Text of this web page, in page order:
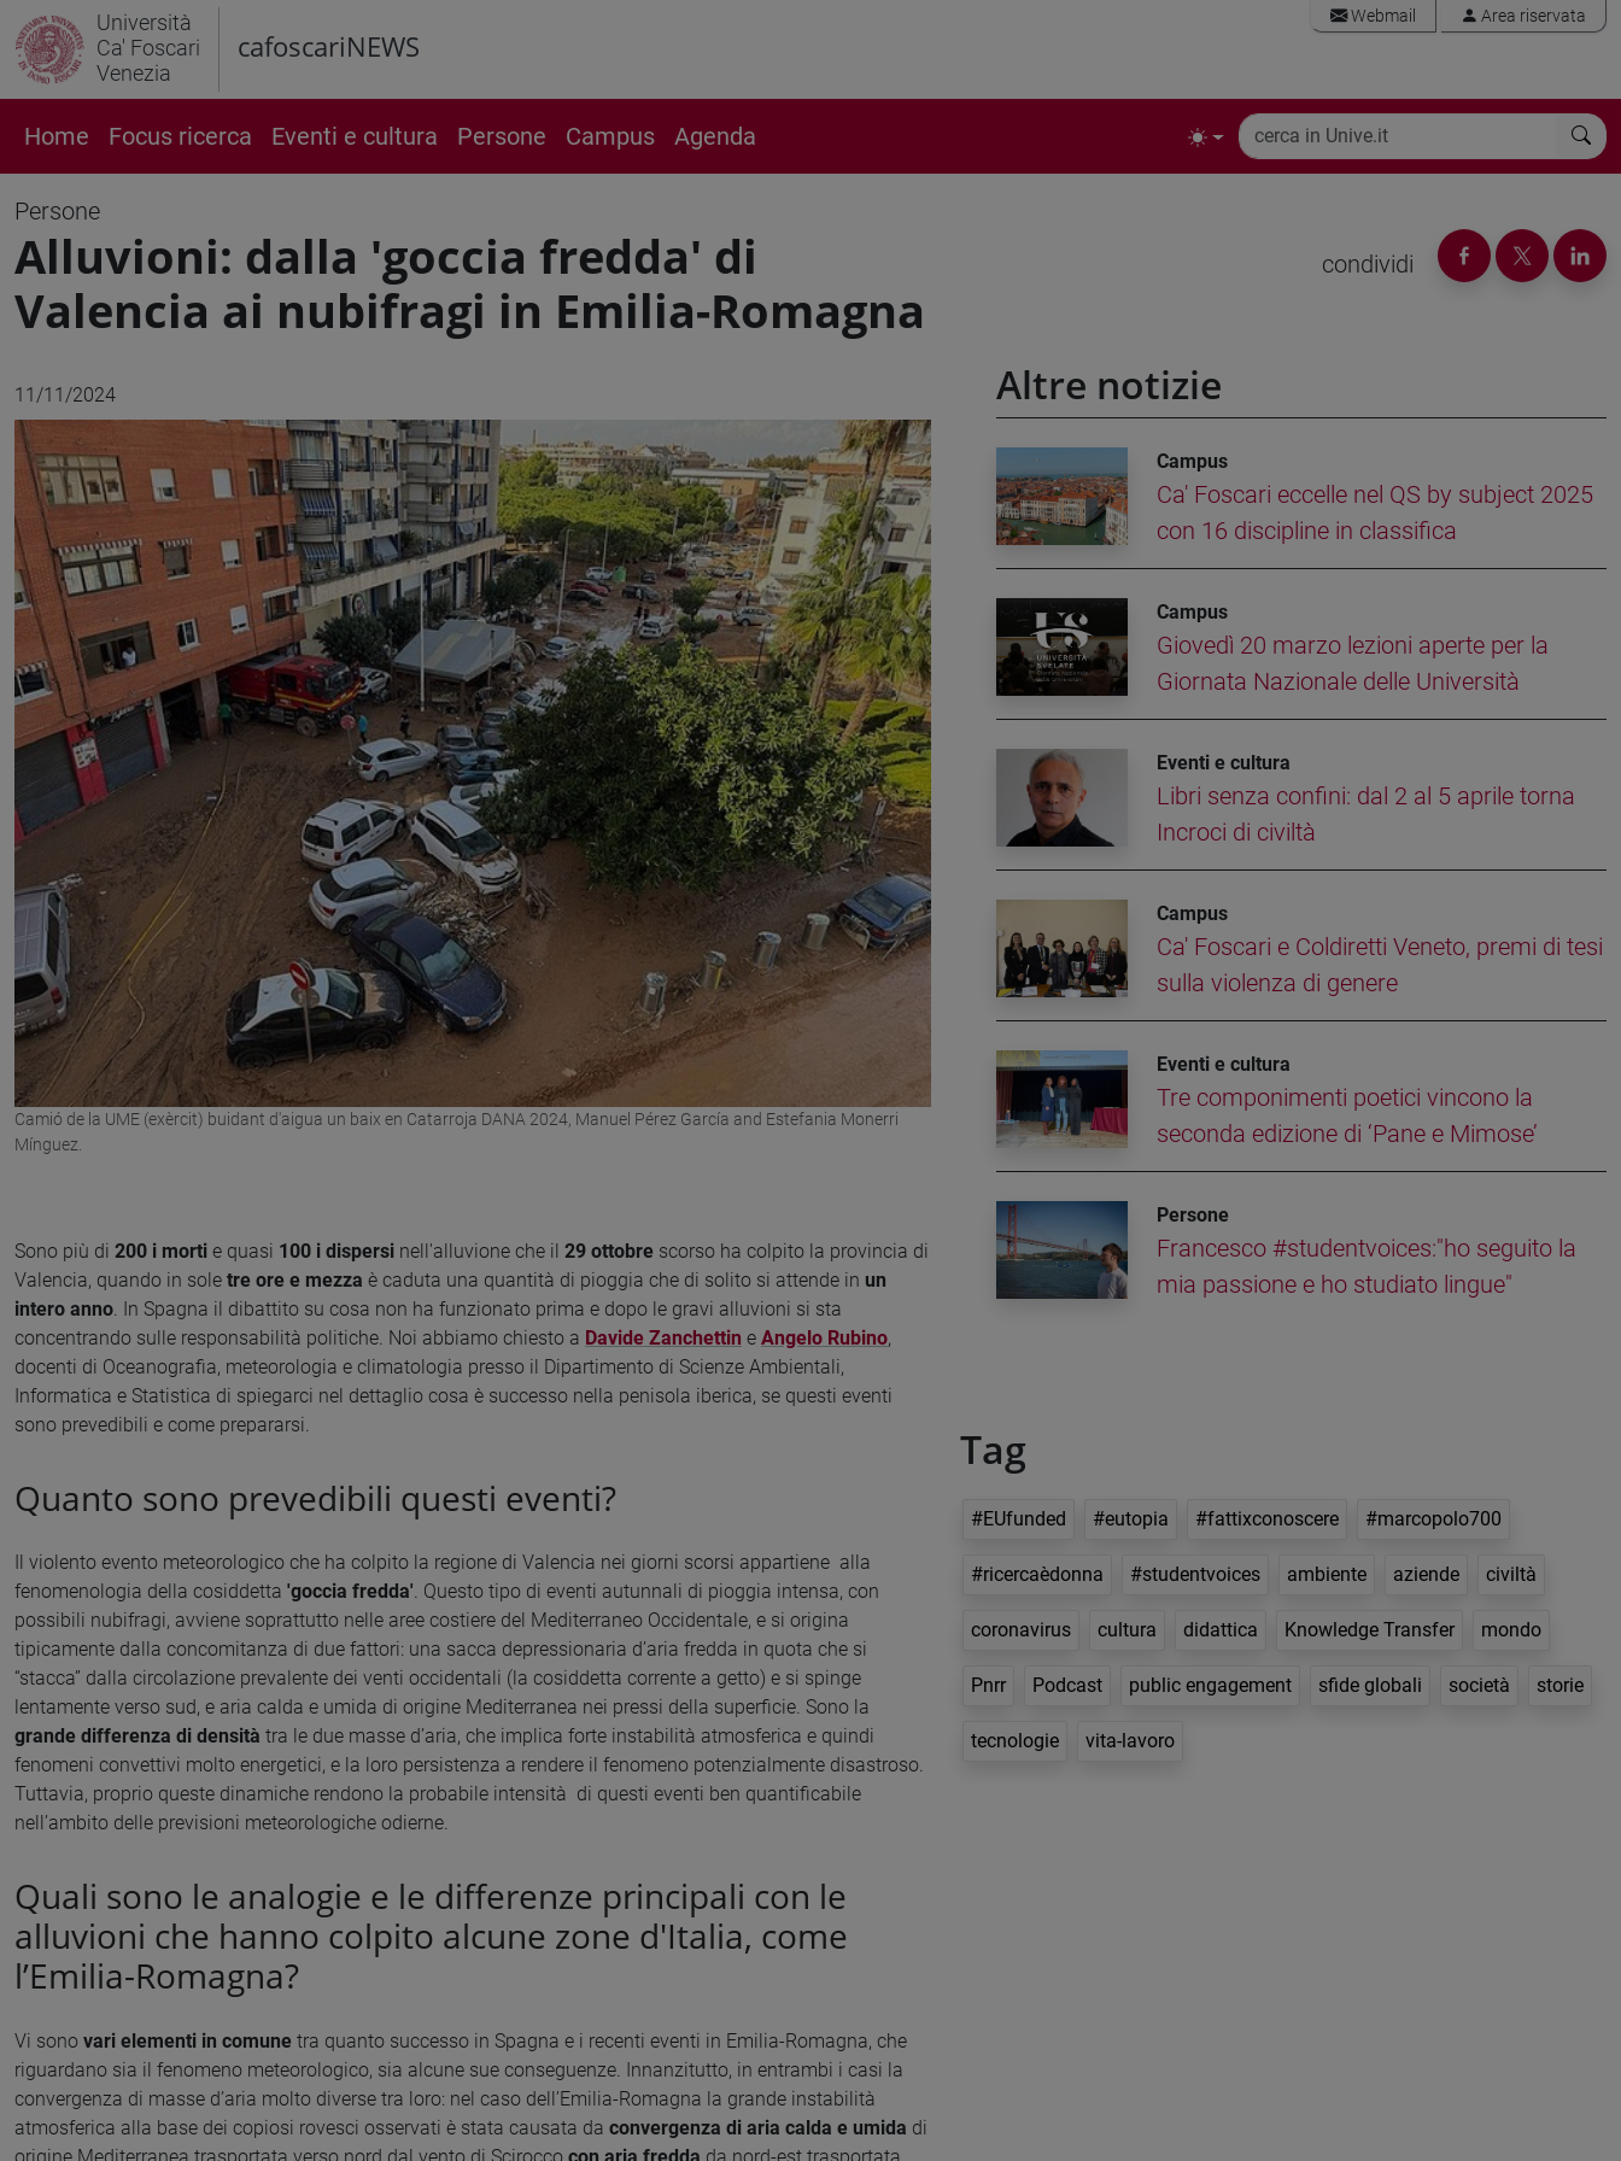
Università
Ca' Foscari
Venezia
cafoscariNEWS
Webmail Area riservata
Home Focus ricerca Eventi e cultura Persone Campus Agenda
Persone
Alluvioni: dalla 'goccia fredda' di
Valencia ai nubifragi in Emilia-Romagna
condividi
11/11/2024
Camió de la UME (exèrcit) buidant d'aigua un baix en Catarroja DANA 2024, Manuel Pérez García and Estefania Monerri
Mínguez.
Sono più di 200 i morti e quasi 100 i dispersi nell'alluvione che il 29 ottobre scorso ha colpito la provincia di
Valencia, quando in sole tre ore e mezza è caduta una quantità di pioggia che di solito si attende in un
intero anno . In Spagna il dibattito su cosa non ha funzionato prima e dopo le gravi alluvioni si sta
concentrando sulle responsabilità politiche. Noi abbiamo chiesto a Davide Zanchettin e Angelo Rubino,
docenti di Oceanografia, meteorologia e climatologia presso il Dipartimento di Scienze Ambientali,
Informatica e Statistica di spiegarci nel dettaglio cosa è successo nella penisola iberica, se questi eventi
sono prevedibili e come prepararsi.
Quanto sono prevedibili questi eventi?
Il violento evento meteorologico che ha colpito la regione di Valencia nei giorni scorsi appartiene alla
fenomenologia della cosiddetta 'goccia fredda'. Questo tipo di eventi autunnali di pioggia intensa, con
possibili nubifragi, avviene soprattutto nelle aree costiere del Mediterraneo Occidentale, e si origina
tipicamente dalla concomitanza di due fattori: una sacca depressionaria d’aria fredda in quota che si
“stacca” dalla circolazione prevalente dei venti occidentali (la cosiddetta corrente a getto) e si spinge
lentamente verso sud, e aria calda e umida di origine Mediterranea nei pressi della superficie. Sono la
grande differenza di densità tra le due masse d’aria, che implica forte instabilità atmosferica e quindi
fenomeni convettivi molto energetici, e la loro persistenza a rendere il fenomeno potenzialmente disastroso.
Tuttavia, proprio queste dinamiche rendono la probabile intensità di questi eventi ben quantificabile
nell’ambito delle previsioni meteorologiche odierne.
Quali sono le analogie e le differenze principali con le
alluvioni che hanno colpito alcune zone d'Italia, come
l’Emilia-Romagna?
Vi sono vari elementi in comune tra quanto successo in Spagna e i recenti eventi in Emilia-Romagna, che
riguardano sia il fenomeno meteorologico, sia alcune sue conseguenze. Innanzitutto, in entrambi i casi la
convergenza di masse d’aria molto diverse tra loro: nel caso dell’Emilia-Romagna la grande instabilità
atmosferica alla base dei copiosi rovesci osservati è stata causata da convergenza di aria calda e umida di
Altre notizie
Campus
Ca' Foscari eccelle nel QS by subject 2025
con 16 discipline in classifica
Campus
Giovedì 20 marzo lezioni aperte per la
Giornata Nazionale delle Università
Eventi e cultura
Libri senza confini: dal 2 al 5 aprile torna
Incroci di civiltà
Campus
Ca' Foscari e Coldiretti Veneto, premi di tesi
sulla violenza di genere
Eventi e cultura
Tre componimenti poetici vincono la
seconda edizione di ‘Pane e Mimose’
Persone
Francesco #studentvoices:"ho seguito la
mia passione e ho studiato lingue"
Tag
#EUfunded #eutopia #fattixconoscere #marcopolo700
#ricercaèdonna #studentvoices ambiente aziende civiltà
coronavirus cultura didattica Knowledge Transfer mondo
Pnrr Podcast public engagement sfide globali società storie
tecnologie vita-lavoro